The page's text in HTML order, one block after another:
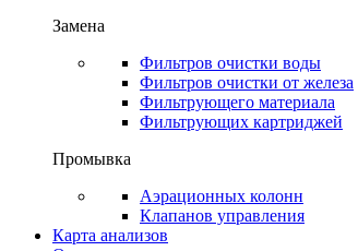
Замена
Фильтров очистки воды
Фильтров очистки от железа
Фильтрующего материала
Фильтрующих картриджей
Промывка
Аэрационных колонн
Клапанов управления
Карта анализов